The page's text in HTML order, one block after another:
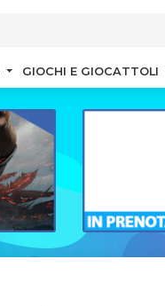
GIOCHI E GIOCATTOLI